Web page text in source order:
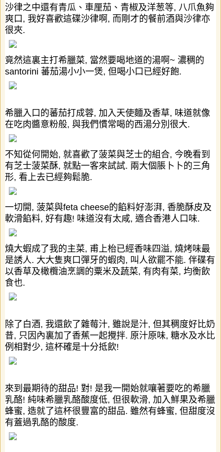
沙律之中還有青瓜、車厘茄、青椒及洋葱等, 八爪魚夠
爽口 , 我好喜歡這碟沙律啊 , 而剛才的餐前酒與沙律亦
很夾.
竟然這裏主打希臘菜, 當然要喝地道的湯啊~ 濃稠的
santorini 蕃茄湯小小一煲, 但喝小口已經好飽.
希臘入口的蕃茄打成蓉, 加入天使麵及香草, 味道就像
在吃肉醬意粉般, 與我們慣常喝的西湯分別很大.
不知從何開始, 就喜歡了菠菜與芝士的組合, 今晚看到
有芝士菠菜酥, 就點一客來試試. 兩大個脹卜卜的三角
形, 看上去已經夠鬆脆.
一切開, 菠菜與feta cheese的餡料好澎湃, 香脆酥皮及
軟滑餡料, 好有趣! 味道沒有太咸, 適合香港人口味.
燒大蝦成了我的主菜, 甫上枱已經香味四溢, 燒烤味最
是誘人. 大大隻爽口彈牙的蝦肉 , 叫人欲罷不能. 伴碟有
以香草及橄欖油烹調的粟米及蔬菜, 有肉有菜, 均衡飲
食也.
除了白酒, 我還飲了雜莓汁, 雖說是汁, 但其稠度好比奶
昔, 只因內裏加了香蕉一起攪拌. 原汁原味, 糖水及水比
例相對少, 這杯確是十分抵飲!
來到最期待的甜品! 對! 是我一開始就嚷著要吃的希臘
乳酪! 純味希臘乳酪酸度低, 但很軟滑, 加入鮮果及希臘
蜂蜜, 造就了這杯很豐富的甜品. 雖然有蜂蜜, 但甜度沒
有蓋過乳酪的酸度.